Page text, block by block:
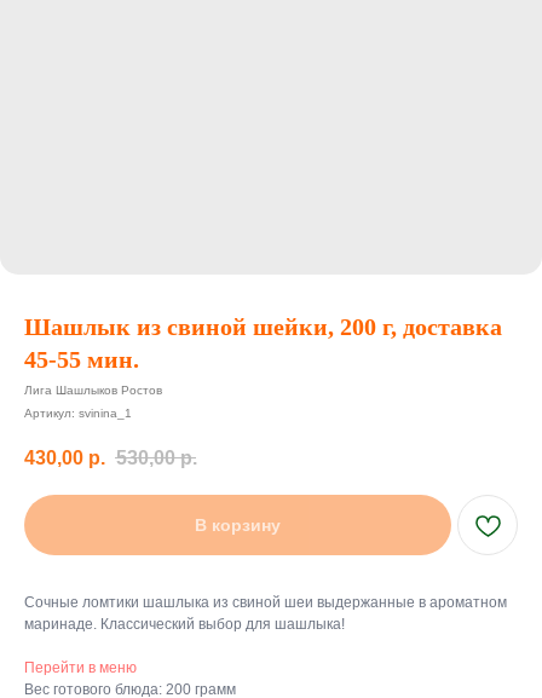
Шашлык из свиной шейки, 200 г, доставка
45-55 мин.
Лига Шашлыков Ростов
Артикул: svinina_1
430,00 р. 530,00 р.
В корзину
Сочные ломтики шашлыка из свиной шеи выдержанные в ароматном
маринаде. Классический выбор для шашлыка!
Перейти в меню
Вес готового блюда: 200 грамм